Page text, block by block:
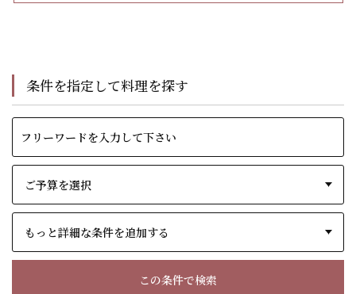
条件を指定して料理を探す
もっと詳細な条件を追加する
この条件で検索